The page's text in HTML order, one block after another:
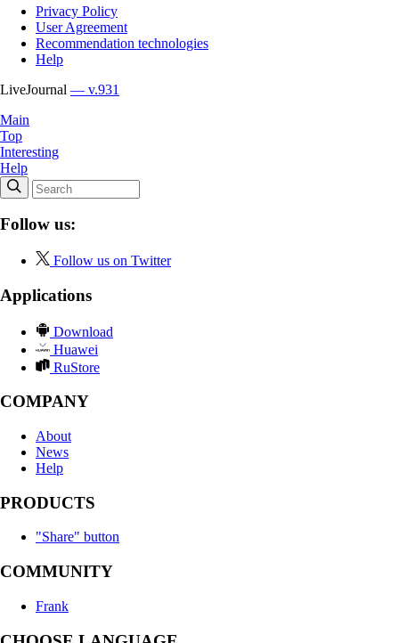
Privacy Policy
User Agreement
Recommendation technologies
Help
LiveJournal — v.931
Main
Top
Interesting
Help
Follow us:
Follow us on Twitter
Applications
Download
Huawei
RuStore
COMPANY
About
News
Help
PRODUCTS
"Share" button
COMMUNITY
Frank